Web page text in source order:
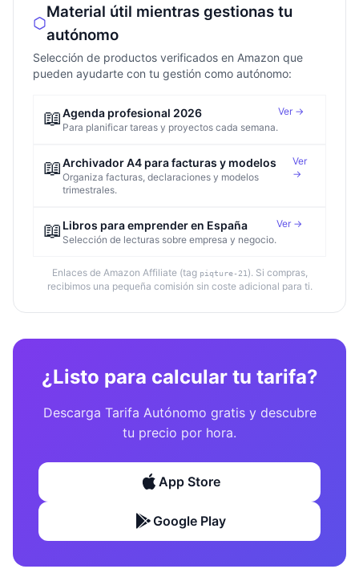
Material útil mientras gestionas tu
autónomo
Selección de productos verificados en Amazon que
pueden ayudarte con tu gestión como autónomo:
📖Agenda profesional 2026
Para planificar tareas y proyectos cada semana.
Ver →
📖Archivador A4 para facturas y modelos
Organiza facturas, declaraciones y modelos
trimestrales.
Ver
→
📖 Libros para emprender en España
Selección de lecturas sobre empresa y negocio.
Ver →
Enlaces de Amazon Affiliate (tag piqture-21 ). Si compras,
recibimos una pequeña comisión sin coste adicional para ti.
¿Listo para calcular tu tarifa?
Descarga Tarifa Autónomo gratis y descubre
tu precio por hora.
App Store
Google Play